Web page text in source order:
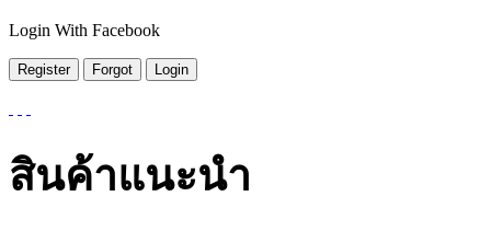
Login With Facebook
สินค้าแนะนำ